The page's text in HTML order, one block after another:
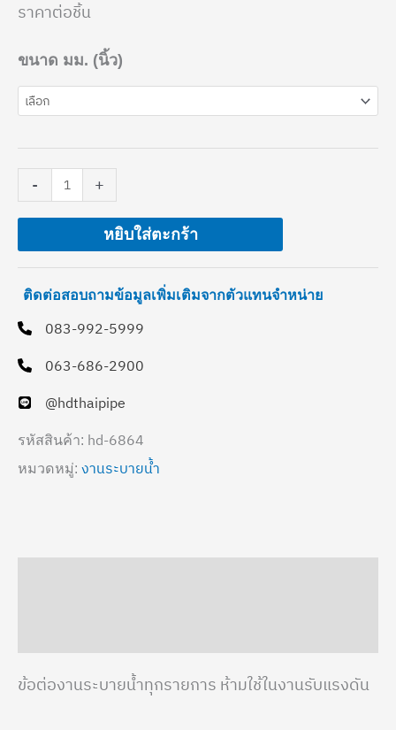
ราคาต่อชิ้น
ขนาด มม. (นิ้ว)
-
เกลียว
ทอง
ชิ้น
+
หยิบใส่ตะกร้า
ติดต่อสอบถามข้อมูลเพิ่มเติมจากตัวแทนจำหน่าย
083-992-5999
063-686-2900
@hdthaipipe
รหัสสินค้า: hd-6864
หมวดหมู่: งานระบายน้ำ
ข้อต่องานระบายน้ำทุกรายการ ห้ามใช้ในงานรับแรงดัน